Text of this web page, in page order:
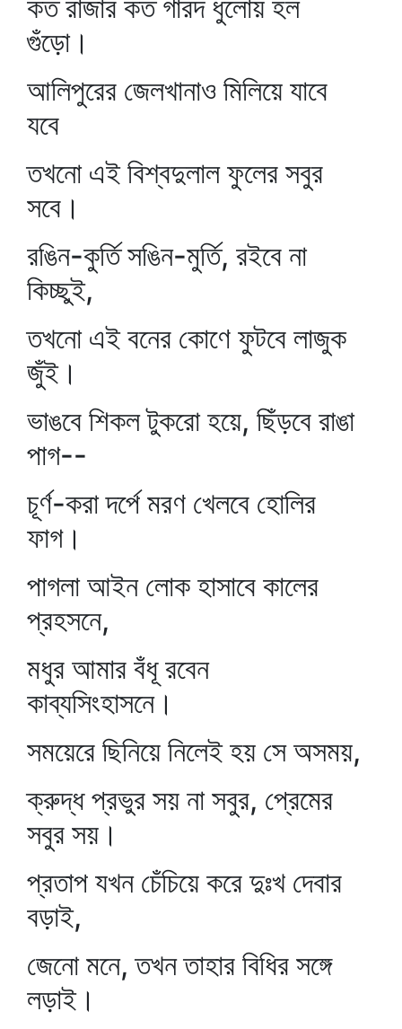
কত রাজার কত গারদ ধুলোয় হল
গুঁড়ো।
আলিপুরের জেলখানাও মিলিয়ে যাবে
যবে
তখনো এই বিশ্বদুলাল ফুলের সবুর
সবে।
রঙিন-কুর্তি সঙিন-মুর্তি, রইবে না
কিচ্ছুই,
তখনো এই বনের কোণে ফুটবে লাজুক
জুঁই।
ভাঙবে শিকল টুকরো হয়ে, ছিঁড়বে রাঙা
পাগ--
চূর্ণ-করা দর্পে মরণ খেলবে হোলির
ফাগ।
পাগলা আইন লোক হাসাবে কালের
প্রহসনে,
মধুর আমার বঁধূ রবেন
কাব্যসিংহাসনে।
সময়েরে ছিনিয়ে নিলেই হয় সে অসময়,
ক্রুদ্ধ প্রভুর সয় না সবুর, প্রেমের
সবুর সয়।
প্রতাপ যখন চেঁচিয়ে করে দুঃখ দেবার
বড়াই,
জেনো মনে, তখন তাহার বিধির সঙ্গে
লড়াই।